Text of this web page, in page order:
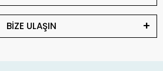
BİZE ULAŞIN